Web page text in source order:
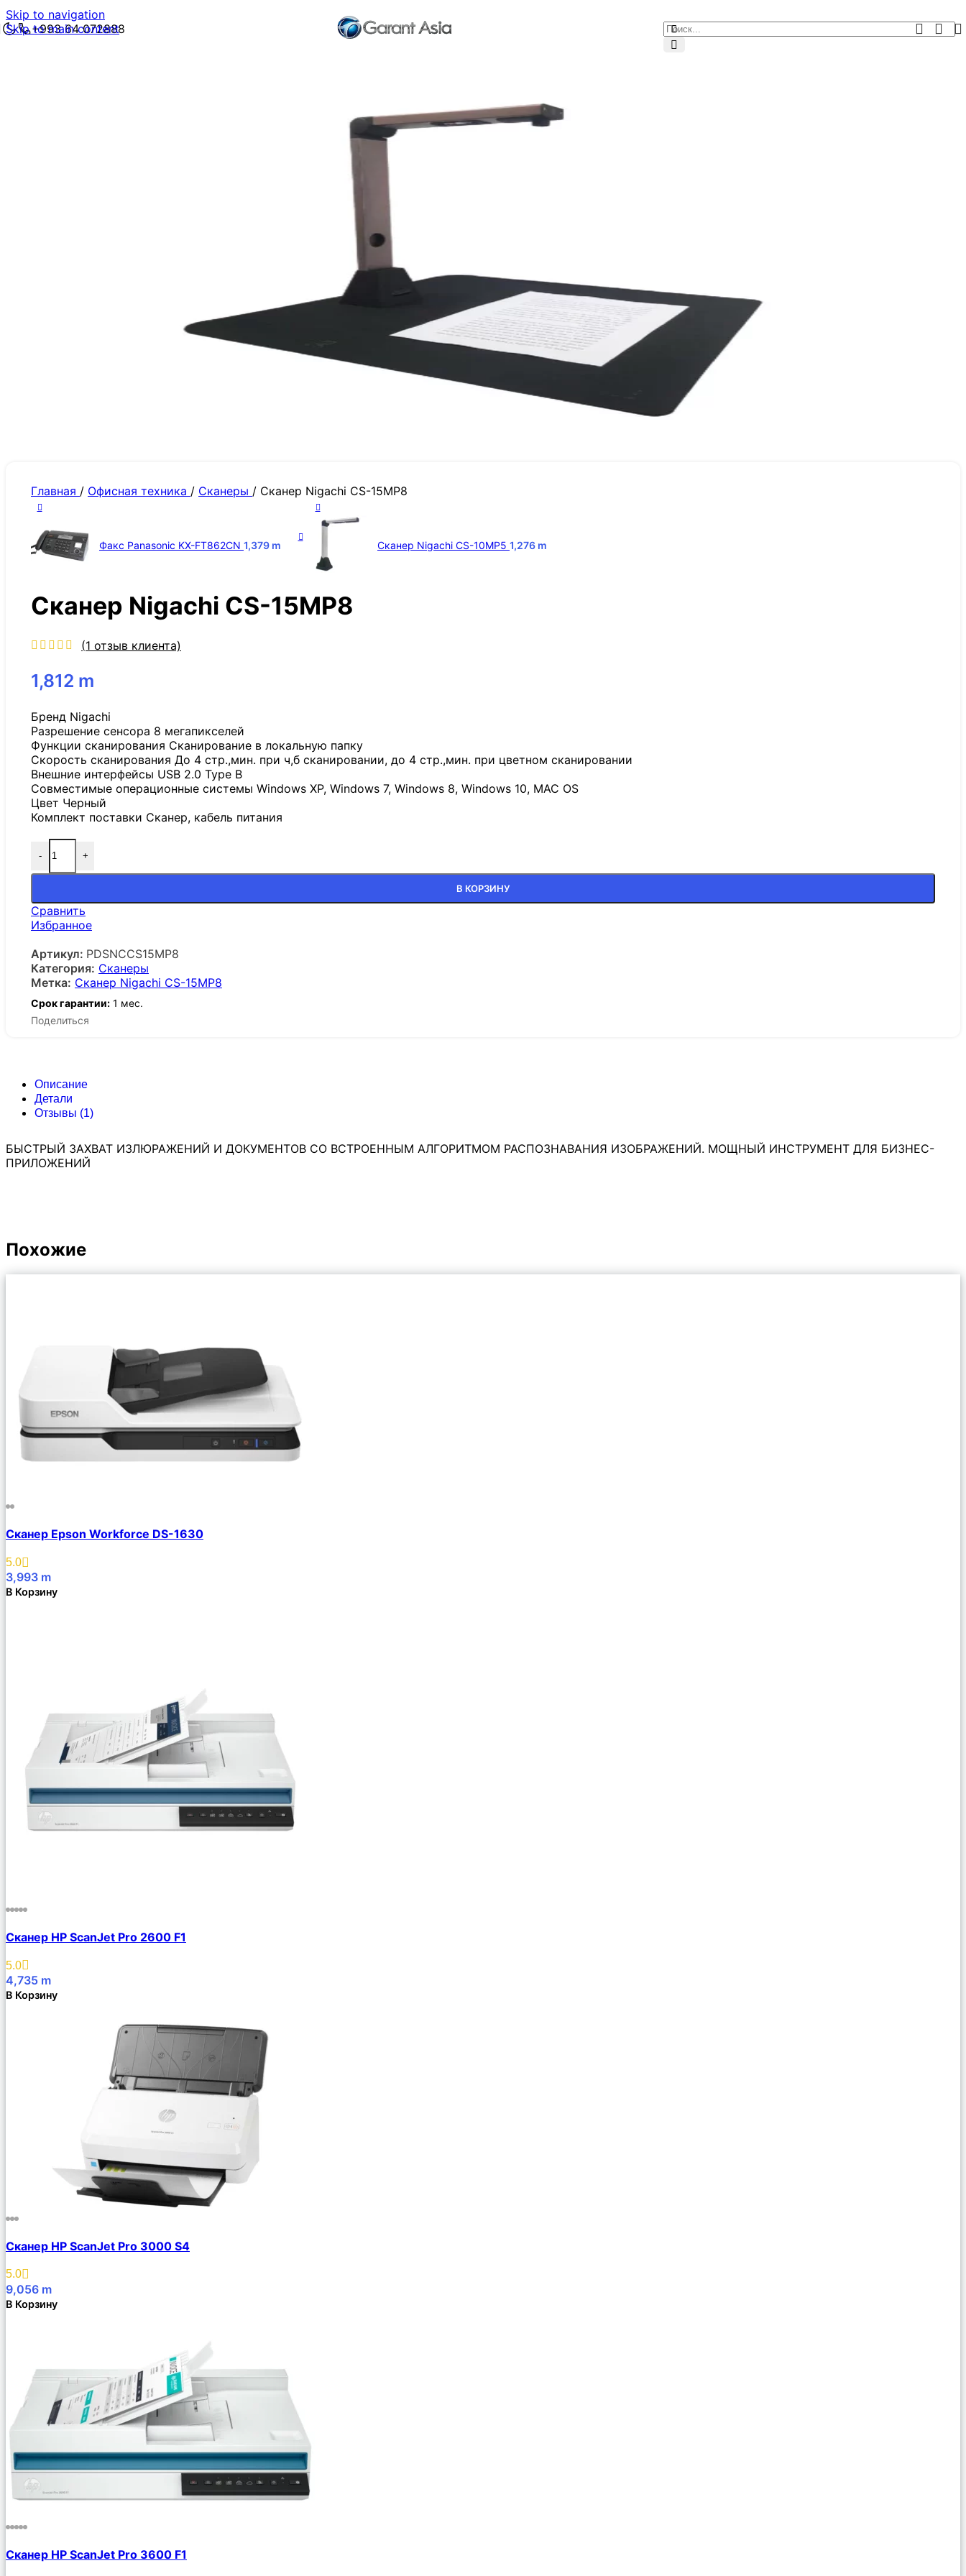
Skip to navigation
Skip to main content
+993 64 072888
Главная / Офисная техника / Сканеры / Сканер Nigachi CS-15MP8
Факс Panasonic KX-FT862CN 1,379 m Сканер Nigachi CS-10MP5 1,276 m
Сканер Nigachi CS-15MP8
(1 отзыв клиента)
1,812 m
Бренд Nigachi
Разрешение сенсора 8 мегапикселей
Функции сканирования Сканирование в локальную папку
Скорость сканирования До 4 стр.,мин. при ч,б сканировании, до 4 стр.,мин. при цветном сканировании
Внешние интерфейсы USB 2.0 Type B
Совместимые операционные системы Windows XP, Windows 7, Windows 8, Windows 10, MAC OS
Цвет Черный
Комплект поставки Сканер, кабель питания
- +
В КОРЗИНУ
Сравнить
Избранное
Артикул: PDSNCCS15MP8
Категория: Сканеры
Метка: Сканер Nigachi CS-15MP8
Срок гарантии: 1 мес.
Поделиться
Описание
Детали
Отзывы (1)
БЫСТРЫЙ ЗАХВАТ ИЗЛЮРАЖЕНИЙ И ДОКУМЕНТОВ СО ВСТРОЕННЫМ АЛГОРИТМОМ РАСПОЗНАВАНИЯ ИЗОБРАЖЕНИЙ. МОЩНЫЙ ИНСТРУМЕНТ ДЛЯ БИЗНЕС-
ПРИЛОЖЕНИЙ
Похожие
Сканер Epson Workforce DS-1630
5.0
3,993 m
В Корзину
Сканер HP ScanJet Pro 2600 F1
5.0
4,735 m
В Корзину
Сканер HP ScanJet Pro 3000 S4
5.0
9,056 m
В Корзину
Сканер HP ScanJet Pro 3600 F1